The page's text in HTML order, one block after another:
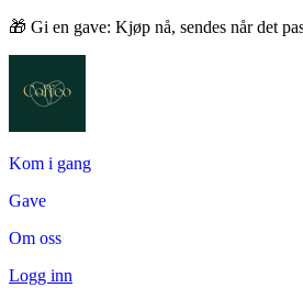
🎁 Gi en gave: Kjøp nå, sendes når det
Kom i gang
Gave
Om oss
Logg inn